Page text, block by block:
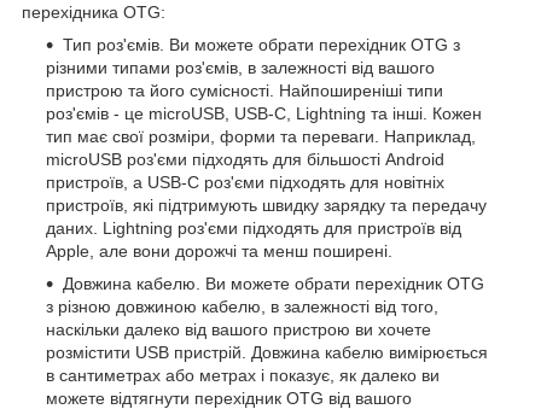
перехідника OTG:
Тип роз'ємів. Ви можете обрати перехідник OTG з
різними типами роз'ємів, в залежності від вашого
пристрою та його сумісності. Найпоширеніші типи
роз'ємів - це microUSB, USB-C, Lightning та інші. Кожен
тип має свої розміри, форми та переваги. Наприклад,
microUSB роз'єми підходять для більшості Android
пристроїв, а USB-C роз'єми підходять для новітніх
пристроїв, які підтримують швидку зарядку та передачу
даних. Lightning роз'єми підходять для пристроїв від
Apple, але вони дорожчі та менш поширені.
Довжина кабелю. Ви можете обрати перехідник OTG
з різною довжиною кабелю, в залежності від того,
наскільки далеко від вашого пристрою ви хочете
розмістити USB пристрій. Довжина кабелю вимірюється
в сантиметрах або метрах і показує, як далеко ви
можете відтягнути перехідник OTG від вашого